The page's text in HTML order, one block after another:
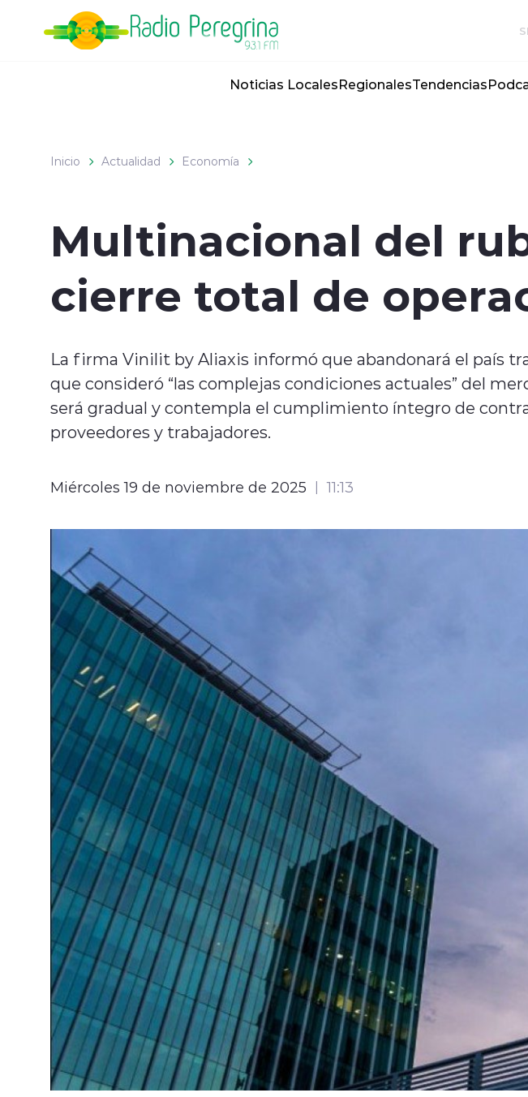
Noticias LocalesRegionalesTendencias
Inicio Actualidad Economía
Multinacional del
cierre total de
La firma Vinilit by Aliaxis informó que abandonará el país
que consideró “las complejas condiciones actuales” del
será gradual y contempla el cumplimiento íntegro de
proveedores y trabajadores.
Miércoles 19 de noviembre de 2025 11:13